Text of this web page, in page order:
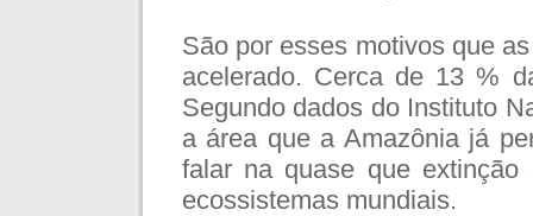
São por esses motivos que
acelerado. Cerca de 13 %
Segundo dados do Instituto
a área que a Amazônia já
falar na quase que
ecossistemas mundiais.